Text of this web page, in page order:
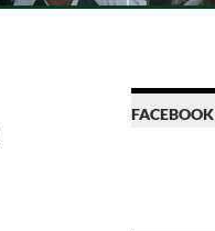
FACEBOOK